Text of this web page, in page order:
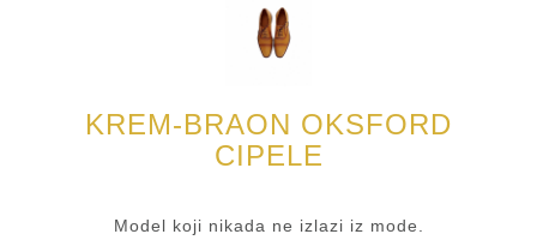
KREM-BRAON OKSFORD
CIPELE
Model koji nikada ne izlazi iz mode.